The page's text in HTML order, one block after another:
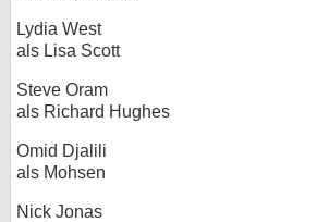
Lydia West
als Lisa Scott
Steve Oram
als Richard Hughes
Omid Djalili
als Mohsen
Nick Jonas